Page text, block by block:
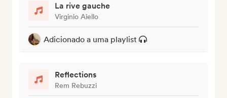
La rive gauche
Virginio Aiello
Adicionado a uma playlist
Reflections
Rem Rebuzzi